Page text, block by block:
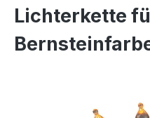
Lichterkette
Bildergalerie überspringen